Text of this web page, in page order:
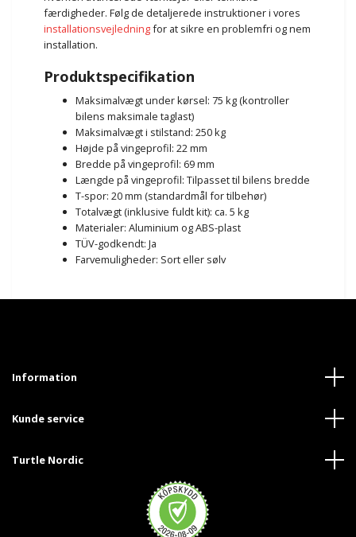
færdigheder. Følg de detaljerede instruktioner i vores
installationsvejledningfor at sikre en problemfri og nem
installation.
Produktspecifikation
Maksimalvægt under kørsel: 75 kg (kontroller
bilens maksimale taglast)
Maksimalvægt i stilstand: 250 kg
Højde på vingeprofil: 22 mm
Bredde på vingeprofil: 69 mm
Længde på vingeprofil: Tilpasset til bilens bredde
T-spor: 20 mm (standardmål for tilbehør)
Totalvægt (inklusive fuldt kit): ca. 5 kg
Materialer: Aluminium og ABS-plast
TÜV-godkendt: Ja
Farvemuligheder: Sort eller sølv
Information
Kunde service
Turtle Nordic